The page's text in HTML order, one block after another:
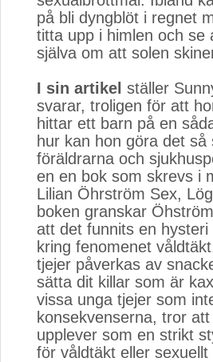
på bli dyngblöt i regnet
titta upp i himlen och se
själva om att solen
I sin artikel ställer
svarar, troligen för att
hittar ett barn på en
hur kan hon göra det
föräldrarna och
en en bok som skrevs i
Lilian Öhrström Sex,
boken granskar
att det funnits en
kring fenomenet
tjejer påverkas av
sätta dit killar som är
vissa unga tjejer som
konsekvenserna, tror
upplever som en strikt
för våldtäkt eller sexuellt